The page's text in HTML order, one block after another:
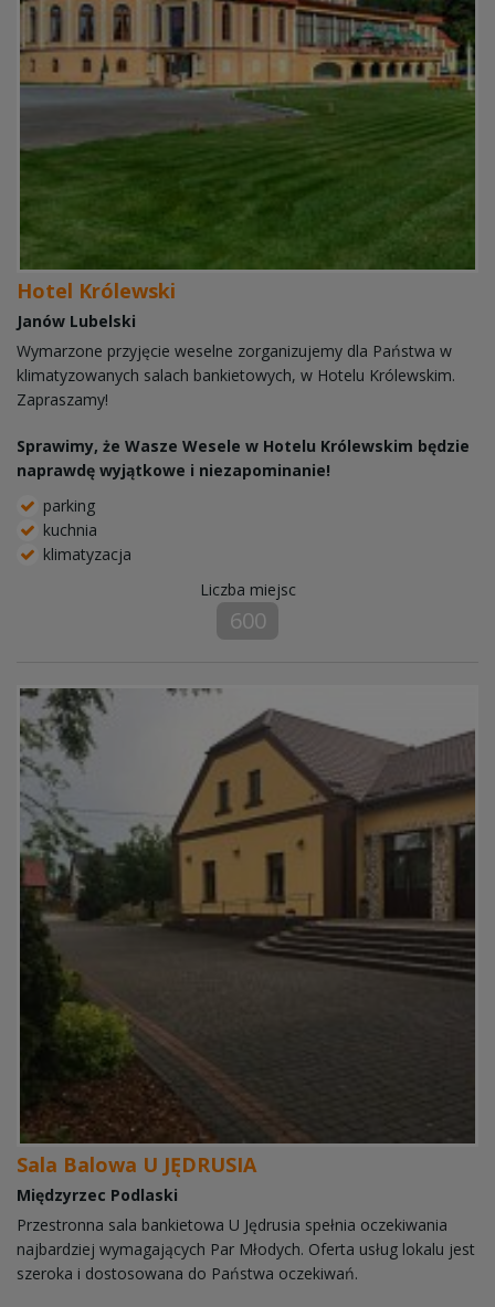
Hotel Królewski
Janów Lubelski
Wymarzone przyjęcie weselne zorganizujemy dla Państwa w
klimatyzowanych salach bankietowych, w Hotelu Królewskim.
Zapraszamy!
Sprawimy, że Wasze Wesele w Hotelu Królewskim będzie
naprawdę wyjątkowe i niezapominanie!
parking
kuchnia
klimatyzacja
Liczba miejsc
600
Sala Balowa U JĘDRUSIA
Międzyrzec Podlaski
Przestronna sala bankietowa U Jędrusia spełnia oczekiwania
najbardziej wymagających Par Młodych. Oferta usług lokalu jest
szeroka i dostosowana do Państwa oczekiwań.